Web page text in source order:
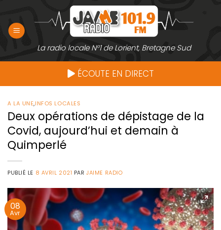
contenu
La radio locale N°1 de Lorient, Bretagne Sud
ÉCOUTE EN DIRECT
A LA UNE,INFOS LOCALES
Deux opérations de dépistage de la
Covid, aujourd’hui et demain à
Quimperlé
PUBLIÉ LE 8 AVRIL 2021 PARJAIME RADIO
08
Avr